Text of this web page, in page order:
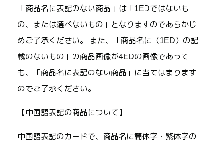
「商品名に表記のない商品」は「1EDではないも
の、または選べないもの」となりますのであらかじ
めご了承ください。 また、「商品名に（1ED）の記
載のないもの」の商品画像が4EDの画像であって
も、「商品名に表記のない商品」に当てはまります
のでご了承ください。
【中国語表記の商品について】
中国語表記のカードで、商品名に簡体字・繁体字の